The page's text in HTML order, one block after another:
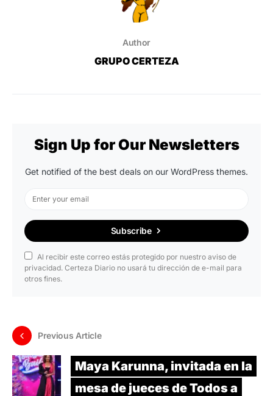
Author
GRUPO CERTEZA
Sign Up for Our Newsletters
Get notified of the best deals on our WordPress themes.
Subscribe
Al recibir este correo estás protegido por nuestro aviso de
privacidad. Certeza Diario no usará tu dirección de e-mail para
otros fines.
Previous Article
Maya Karunna, invitada en la
mesa de jueces de Todos a